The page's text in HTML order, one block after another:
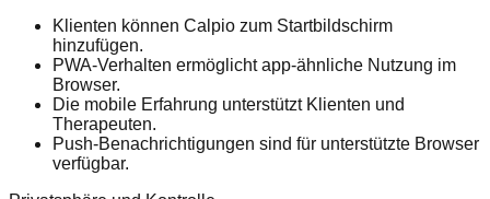
Klienten können Calpio zum Startbildschirm
hinzufügen.
PWA-Verhalten ermöglicht app-ähnliche Nutzung im
Browser.
Die mobile Erfahrung unterstützt Klienten und
Therapeuten.
Push-Benachrichtigungen sind für unterstützte Browser
verfügbar.